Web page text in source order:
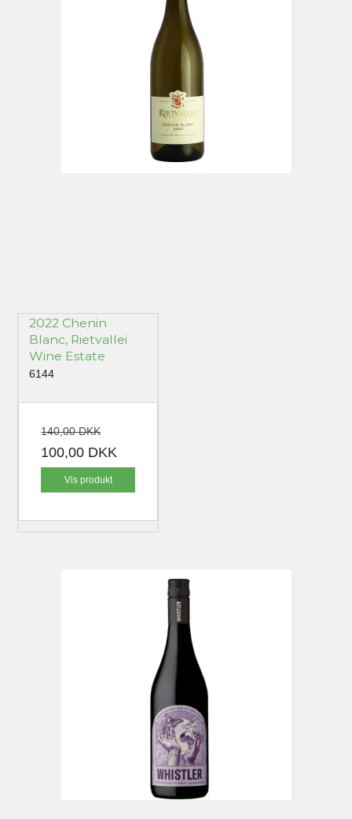
2022 Chenin
Blanc, Rietvallei
Wine Estate
6144
140,00 DKK
100,00 DKK
Vis produkt